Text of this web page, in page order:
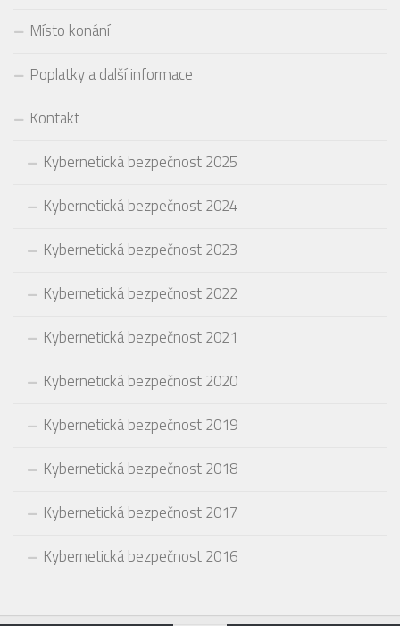
Místo konání
Poplatky a další informace
Kontakt
Kybernetická bezpečnost 2025
Kybernetická bezpečnost 2024
Kybernetická bezpečnost 2023
Kybernetická bezpečnost 2022
Kybernetická bezpečnost 2021
Kybernetická bezpečnost 2020
Kybernetická bezpečnost 2019
Kybernetická bezpečnost 2018
Kybernetická bezpečnost 2017
Kybernetická bezpečnost 2016